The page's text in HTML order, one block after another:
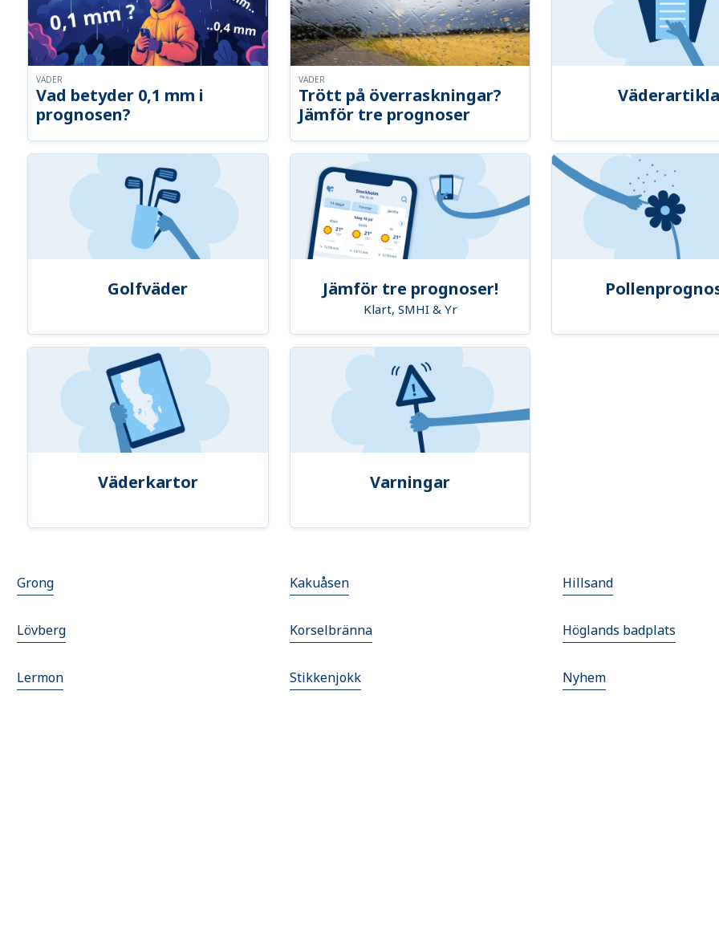
Vad betyder 0,1 mm i
prognosen?
VÄDER
Trött på överraskningar?
Jämför tre prognoser
VÄDER
Golfväder Jämför tre prognoser!
Klart, SMHI & Yr
Väderkartor Varningar
Grong Kakuåsen Hillsand
Lövberg Korselbränna Höglands badplats
Lermon Stikkenjokk Nyhem